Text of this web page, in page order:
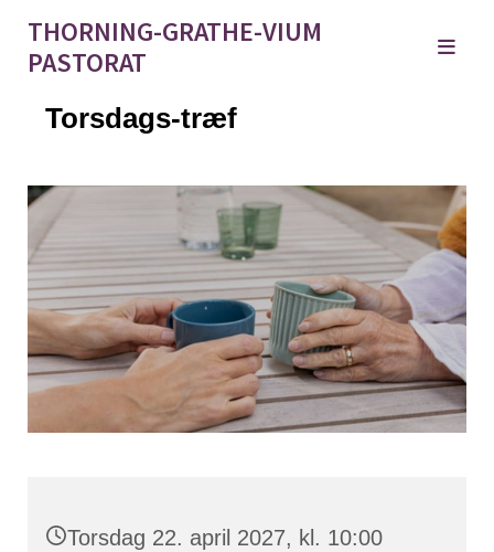
THORNING-GRATHE-VIUM
PASTORAT
Torsdags-træf
Torsdag 22. april 2027, kl. 10:00